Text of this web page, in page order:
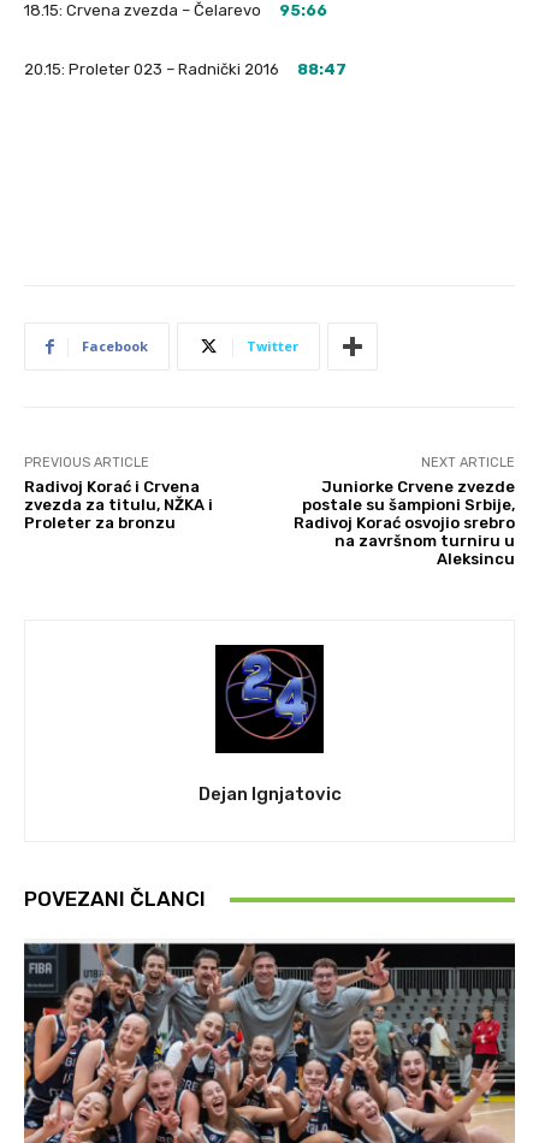
18.15: Crvena zvezda – Čelarevo 95:66
20.15: Proleter 023 – Radnički 2016 88:47
Facebook Twitter
PREVIOUS ARTICLE
Radivoj Korać i Crvena
zvezda za titulu, NŽKA i
Proleter za bronzu
NEXT ARTICLE
Juniorke Crvene zvezde
postale su šampioni Srbije,
Radivoj Korać osvojio srebro
na završnom turniru u
Aleksincu
Dejan Ignjatovic
POVEZANI ČLANCI